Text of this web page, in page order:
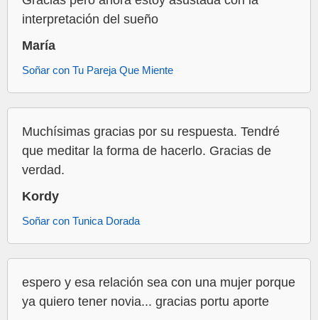
interpretación del sueño
María
Soñar con Tu Pareja Que Miente
Muchísimas gracias por su respuesta. Tendré
que meditar la forma de hacerlo. Gracias de
verdad.
Kordy
Soñar con Tunica Dorada
espero y esa relación sea con una mujer porque
ya quiero tener novia... gracias portu aporte